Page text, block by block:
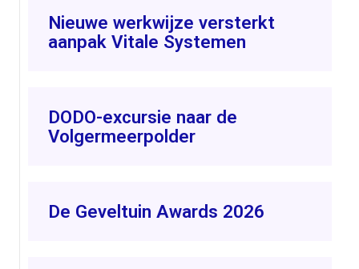
Nieuwe werkwijze versterkt
aanpak Vitale Systemen
DODO-excursie naar de
Volgermeerpolder
De Geveltuin Awards 2026